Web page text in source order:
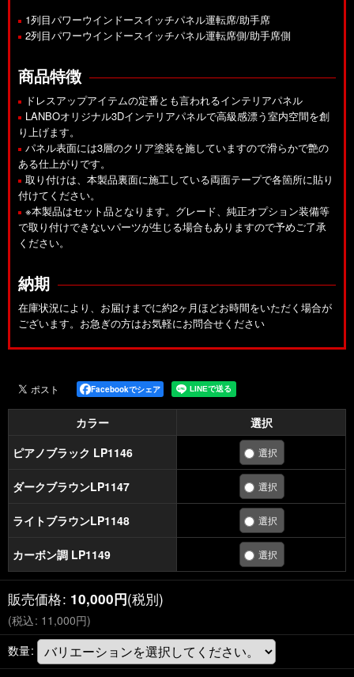
1列目パワーウインドースイッチパネル運転席/助手席
2列目パワーウインドースイッチパネル運転席側/助手席側
商品特徴
ドレスアップアイテムの定番とも言われるインテリアパネル
LANBOオリジナル3Dインテリアパネルで高級感漂う室内空間を創
り上げます。
パネル表面には3層のクリア塗装を施していますので滑らかで艶の
ある仕上がりです。
取り付けは、本製品裏面に施工している両面テープで各箇所に貼り
付けてください。
※本製品はセット品となります。グレード、純正オプション装備等
で取り付けできないパーツが生じる場合もありますので予めご了承
ください。
納期
在庫状況により、お届けまでに約2ヶ月ほどお時間をいただく場合が
ございます。お急ぎの方はお気軽にお問合せください
Facebookでシェア
カラー
選択
ピアノブラック LP1146
ダークブラウンLP1147
ライトブラウンLP1148
カーボン調 LP1149
販売価格: 10,000円(税別)
(税込: 11,000円)
数量: